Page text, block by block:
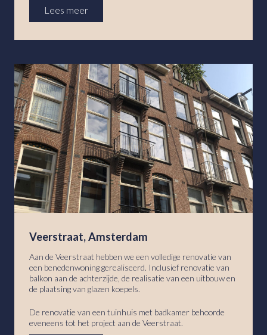
Lees meer
Veerstraat, Amsterdam
Aan de Veerstraat hebben we een volledige renovatie van
een benedenwoning gerealiseerd. Inclusief renovatie van
balkon aan de achterzijde, de realisatie van een uitbouw en
de plaatsing van glazen koepels.
De renovatie van een tuinhuis met badkamer behoorde
eveneens tot het project aan de Veerstraat.